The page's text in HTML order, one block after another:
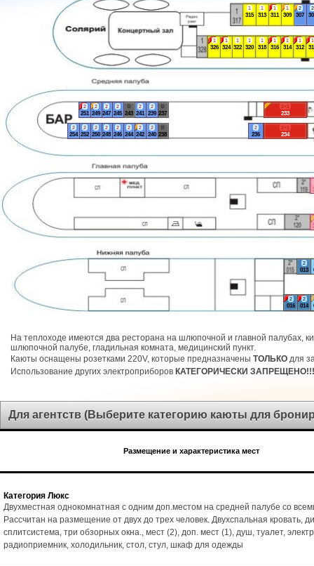
2
013
2
014
2
016
2+1
233
2+1
234
2
236
0
237
0
238
2
239
2
240
2
241
2
242
0
243
2
244
2
245
2
246
2
247
2
248
2
249
2
250
2
251
2
252
2
254
2
2
307
1
309
1
1
311
1
312
1
313
1
314
1
315
1
316
1
318
1
320
1
322
1
324
1
326
На теплоходе имеются два ресторана на шлюпочной и главной палубах,
шлюпочной палубе, гладильная комната, медицинский пункт.
Каюты оснащены розетками 220V, которые предназначены ТОЛЬКО для
Использование других электроприборов КАТЕГОРИЧЕСКИ ЗАПРЕЩЕНО!!!
Для агентств (Выберите категорию каюты для
Размещение и характеристика мест
Категория Люкс
Двухместная однокомнатная с одним доп.местом на средней палубе со
Рассчитан на размещение от двух до трех человек. Двухспальная кровать,
сплитсистема, три обзорных окна., мест (2), доп. мест (1), душ, туалет,
радиоприемник, холодильник, стол, стул, шкаф для одежды